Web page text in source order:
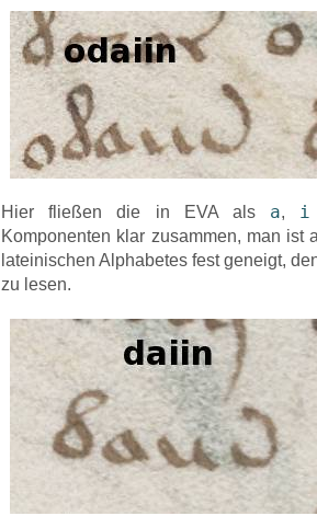
Hier fließen die in EVA als a, i
Komponenten klar zusammen, man ist
lateinischen Alphabetes fest geneigt,
zu lesen.